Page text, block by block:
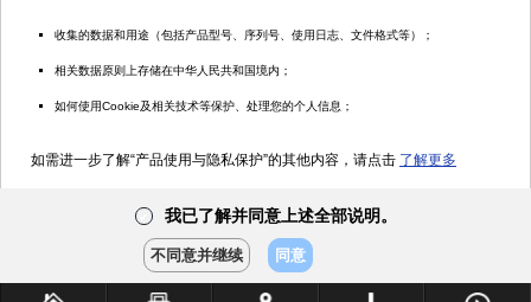
快速进入打印机属性、打印队列、打印首选项（Windows os）
文档代码：CHN-FP2401-38 更新于 2025年1月7日
2 ... > >>
收集的数据和用途（包括产品型号、序列号、使用日志、文件格式等）；
相关数据原则上存储在中华人民共和国境内；
如何使用Cookie及相关技术等保护、处理您的个人信息；
如需进一步了解“产品使用与隐私保护”的其他内容，请点击 了解更多
我已了解并同意上述<产品使用与隐私保护>说明
二、数据保护与处理
我已了解并同意上述全部说明。
不同意并继续 同意